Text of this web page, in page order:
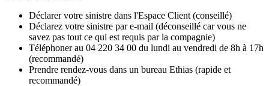
Déclarer votre sinistre dans l'Espace Client (conseillé)
Déclarez votre sinistre par e-mail (déconseillé car vous ne
savez pas tout ce qui est requis par la compagnie)
Téléphoner au 04 220 34 00 du lundi au vendredi de 8h à 17h
(recommandé)
Prendre rendez-vous dans un bureau Ethias (rapide et
recommandé)